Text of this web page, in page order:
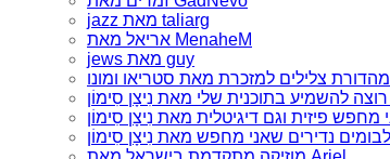
jazz מאת taliarg
אריאל מאת MenaheM
jews מאת guy
מהדורת צלילים למזכרת מאת סטריאו ומונו